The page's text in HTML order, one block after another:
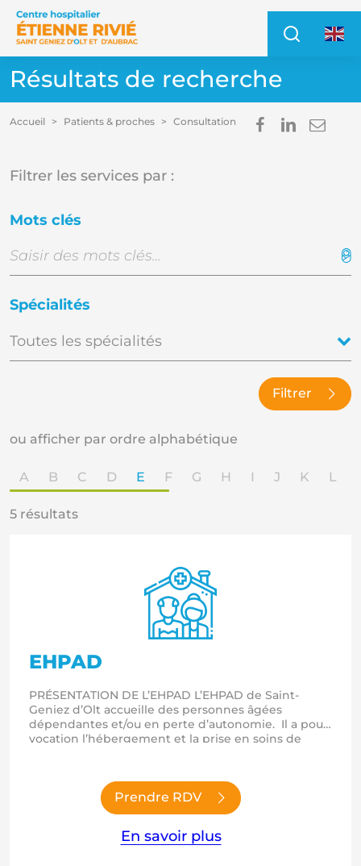
Accéder au contenu
Accéder au menu
Résultats de recherche
Accueil Patients & proches Consultation Partager
Filtrer les services par :
Mots clés
Spécialités
Toutes les spécialités
Filtrer
ou afficher par ordre alphabétique
A B C D E F G H I J K L
5 résultats
EHPAD
PRÉSENTATION DE L’EHPAD L’EHPAD de Saint-
Geniez d’Olt accueille des personnes âgées
dépendantes et/ou en perte d’autonomie. Il a pour
vocation l’hébergement et la prise en soins de
aide pour la réalisation des actes de la vie
quotidienne. Le projet de vie individualisé…
Prendre RDV
En savoir plus